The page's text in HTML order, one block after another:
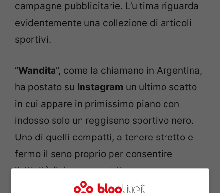
campagne pubblicitarie. L’ultima riguarda
evidentemente una collezione di articoli
sportivi.
“Wandita“, come la chiamano in Argentina,
ha postato su Instagram un ultimo scatto
in cui appare in primissimo piano con
indosso solo un reggiseno sportivo nero.
Uno di quelli compatti, a tenere stretto e
fermo il seno proprio per consentire
l’attività fisica o agonistica.